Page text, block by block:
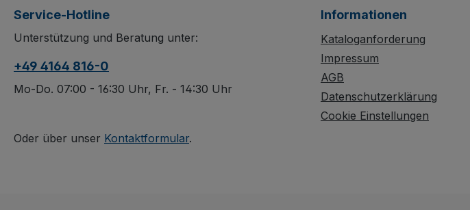
System mit innovativem
L-Profil für eine stabile
Längswand bestehen
aus wasserfest
Siebdruckoberfläche.
Holzwerkstoffplatten
Längswand sorgen für
Stabilität und Schutz.
Die 500 mm hohe,
Längswände
abklappbar für
komfortables
Service-Hotline
Unterstützung und Beratung unter:
+49 4164 816-0
Mo-Do. 07:00 - 16:30 Uhr, Fr. - 14:30 Uhr
Oder über unser Kontaktformular.
Informationen
Kataloganforderung
Impressum
AGB
Datenschutzerklärung
Cookie Einstellungen